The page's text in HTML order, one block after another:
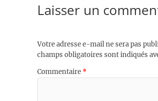
Laisser un
Votre adresse e-mail ne sera pas
champs obligatoires sont indiqués
Commentaire *